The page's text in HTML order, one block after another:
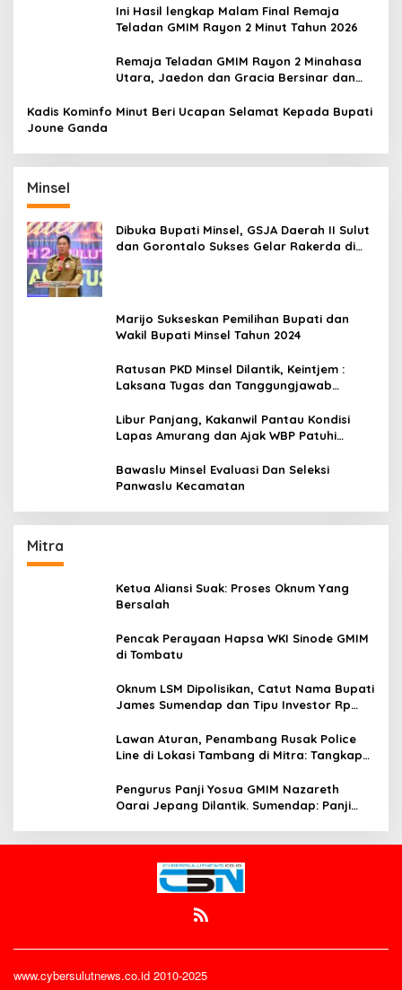
Ini Hasil lengkap Malam Final Remaja
Teladan GMIM Rayon 2 Minut Tahun 2026
Remaja Teladan GMIM Rayon 2 Minahasa
Utara, Jaedon dan Gracia Bersinar dan
Kadis Kominfo Minut Beri Ucapan Selamat Kepada Bupati
Joune Ganda
Minsel
Dibuka Bupati Minsel, GSJA Daerah II Sulut
dan Gorontalo Sukses Gelar Rakerda di
Marijo Sukseskan Pemilihan Bupati dan
Wakil Bupati Minsel Tahun 2024
Ratusan PKD Minsel Dilantik, Keintjem :
Laksana Tugas dan Tanggungjawab
Libur Panjang, Kakanwil Pantau Kondisi
Lapas Amurang dan Ajak WBP Patuhi
Bawaslu Minsel Evaluasi Dan Seleksi
Panwaslu Kecamatan
Mitra
Ketua Aliansi Suak: Proses Oknum Yang
Bersalah
Pencak Perayaan Hapsa WKI Sinode GMIM
di Tombatu
Oknum LSM Dipolisikan, Catut Nama Bupati
James Sumendap dan Tipu Investor Rp
Lawan Aturan, Penambang Rusak Police
Line di Lokasi Tambang di Mitra: Tangkap
Pengurus Panji Yosua GMIM Nazareth
Oarai Jepang Dilantik. Sumendap: Panji
www.cybersulutnews.co.id 2010-2025